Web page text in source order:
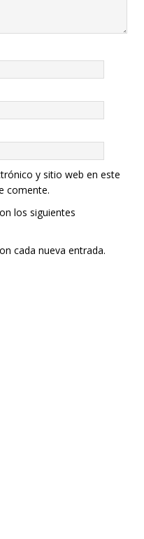
y sitio web en este
comente.
los siguientes
cada nueva entrada.